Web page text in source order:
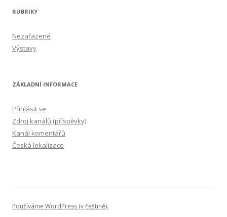
RUBRIKY
Nezařazené
Výstavy
ZÁKLADNÍ INFORMACE
Přihlásit se
Zdroj kanálů (příspěvky)
Kanál komentářů
Česká lokalizace
Používáme WordPress (v češtině).